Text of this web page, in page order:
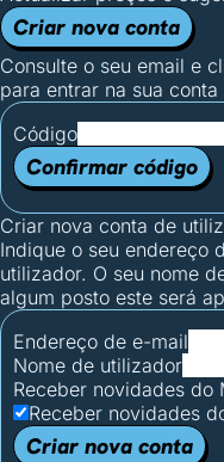
Criar nova conta
Consulte o seu email e
para entrar na sua
Código
Confirmar código
Criar nova conta de
Indique o seu endereço
utilizador. O seu nome
algum posto este será
Endereço de e-mail
Nome de utilizador
Receber novidades do
Receber novidades
Criar nova conta